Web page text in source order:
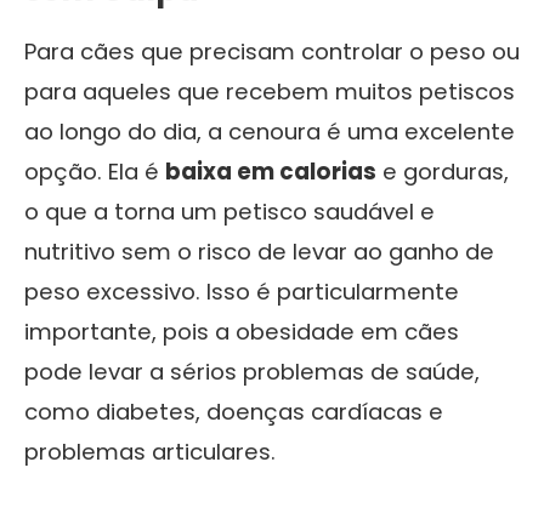
Para cães que precisam controlar o peso ou
para aqueles que recebem muitos petiscos
ao longo do dia, a cenoura é uma excelente
opção. Ela é baixa em calorias e gorduras,
o que a torna um petisco saudável e
nutritivo sem o risco de levar ao ganho de
peso excessivo. Isso é particularmente
importante, pois a obesidade em cães
pode levar a sérios problemas de saúde,
como diabetes, doenças cardíacas e
problemas articulares.